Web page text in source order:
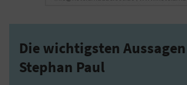
Die wichtigsten
Stephan Paul